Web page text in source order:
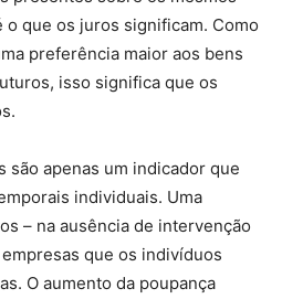
que os juros significam. Como
preferência maior aos bens
isso significa que os
são apenas um indicador que
individuais. Uma
– na ausência de intervenção
que os indivíduos
O aumento da poupança